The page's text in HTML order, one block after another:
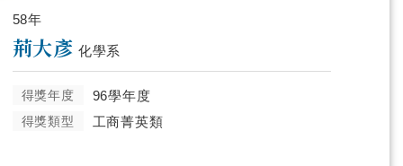
58年
荊大彥 化學系
得獎年度 96學年度
得獎類型 工商菁英類